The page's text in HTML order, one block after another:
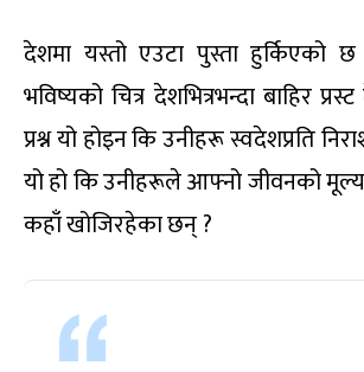
देशमा यस्तो एउटा पुस्ता
भविष्यको चित्र देशभित्रभन्दा बाहिर
प्रश्न यो होइन कि उनीहरू स्वदेशप्रति
यो हो कि उनीहरूले आफ्नो जीवनको
कहाँ खोजिरहेका छन् ?